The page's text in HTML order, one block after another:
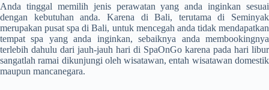
Anda tinggal memilih jenis perawatan yang anda inginkan sesuai
dengan kebutuhan anda. Karena di Bali, terutama di Seminyak
merupakan pusat spa di Bali, untuk mencegah anda tidak mendapatkan
tempat spa yang anda inginkan, sebaiknya anda membookingnya
terlebih dahulu dari jauh-jauh hari di SpaOnGo karena pada hari libur
sangatlah ramai dikunjungi oleh wisatawan, entah wisatawan domestik
maupun mancanegara.